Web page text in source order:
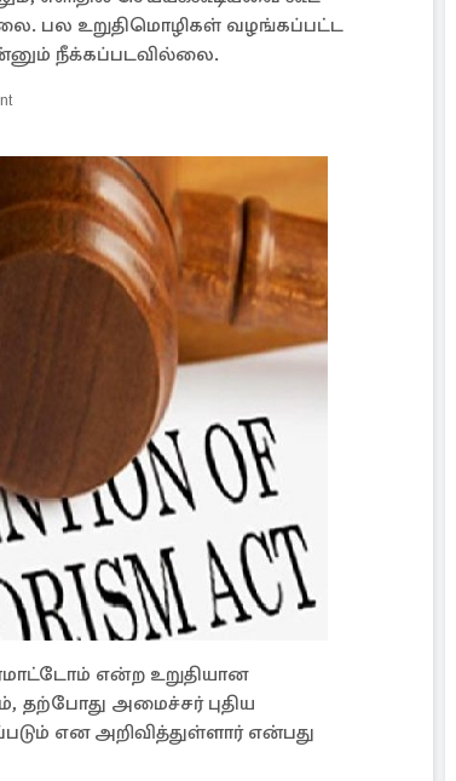
பல உறுதிமொழிகள் வழங்கப்பட்ட
நீக்கப்படவில்லை.
என்ற உறுதியான
தற்போது அமைச்சர் புதிய
என அறிவித்துள்ளார் என்பது